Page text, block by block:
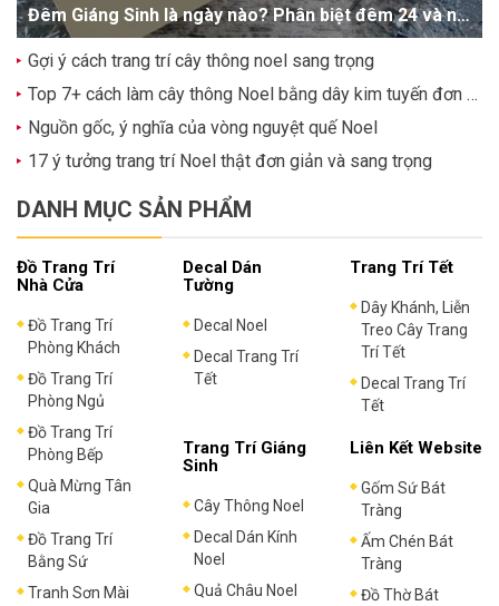
Đêm Giáng Sinh là ngày nào? Phân biệt đêm 24 và ngày 25/12
Gợi ý cách trang trí cây thông noel sang trọng
Top 7+ cách làm cây thông Noel bằng dây kim tuyến đơn giản, dễ thương
Nguồn gốc, ý nghĩa của vòng nguyệt quế Noel
17 ý tưởng trang trí Noel thật đơn giản và sang trọng
DANH MỤC SẢN PHẨM
Đồ Trang Trí
Nhà Cửa
Đồ Trang Trí
Phòng Khách
Đồ Trang Trí
Phòng Ngủ
Đồ Trang Trí
Phòng Bếp
Quà Mừng Tân
Gia
Đồ Trang Trí
Bằng Sứ
Tranh Sơn Mài
Decal Dán
Tường
Decal Noel
Decal Trang Trí
Tết
Trang Trí Tết
Dây Khánh, Liễn
Treo Cây Trang
Trí Tết
Decal Trang Trí
Tết
Trang Trí Giáng
Sinh
Cây Thông Noel
Decal Dán Kính
Noel
Quả Châu Noel
Liên Kết Website
Gốm Sứ Bát
Tràng
Ấm Chén Bát
Tràng
Đồ Thờ Bát